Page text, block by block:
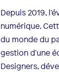
Depuis 2019,
numérique.
du monde du
gestion d'une
Designers,